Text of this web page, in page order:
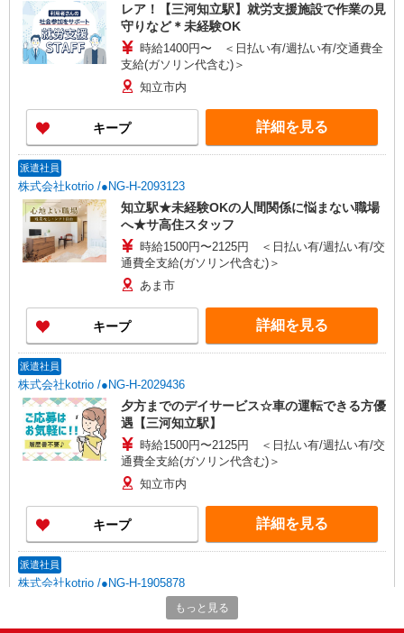
レア！【三河知立駅】就労支援施設で作業の見
守りなど＊未経験OK
時給1400円〜 ＜日払い有/週払い有/交通費全
支給(ガソリン代含む)＞
知立市内
キープ 詳細を見る
派遣社員
株式会社kotrio /●NG-H-2093123
知立駅★未経験OKの人間関係に悩まない職場
へ★サ高住スタッフ
時給1500円〜2125円 ＜日払い有/週払い有/交
通費全支給(ガソリン代含む)＞
あま市
キープ 詳細を見る
派遣社員
株式会社kotrio /●NG-H-2029436
夕方までのデイサービス☆車の運転できる方優
遇【三河知立駅】
時給1500円〜2125円 ＜日払い有/週払い有/交
通費全支給(ガソリン代含む)＞
知立市内
キープ 詳細を見る
派遣社員
株式会社kotrio /●NG-H-1905878
三河知立駅▼綺麗なサ高住で生活ケア▼清掃や
フロアの巡回など
もっと見る